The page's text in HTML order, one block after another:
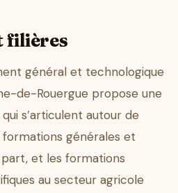
filières
général et technologique
de-Rouergue propose une
s’articulent autour de
formations générales et
part, et les formations
au secteur agricole